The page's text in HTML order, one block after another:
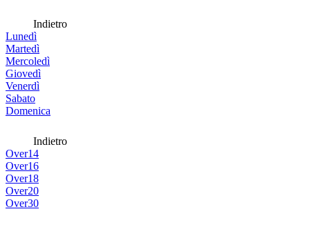
Indietro
Lunedì
Martedì
Mercoledì
Giovedì
Venerdì
Sabato
Domenica
Indietro
Over14
Over16
Over18
Over20
Over30